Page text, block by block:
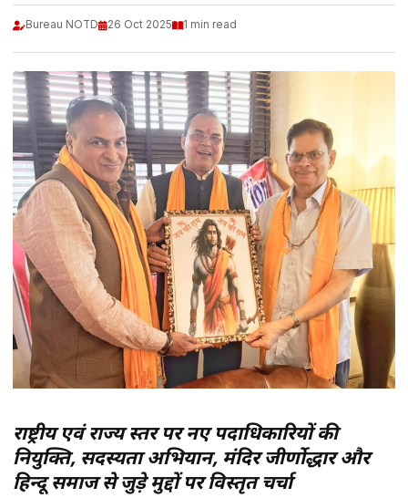
Bureau NOTD 26 Oct 2025 1 min read
राष्ट्रीय एवं राज्य स्तर पर नए पदाधिकारियों की
नियुक्ति, सदस्यता अभियान, मंदिर जीर्णोद्धार और
हिन्दू समाज से जुड़े मुद्दों पर विस्तृत चर्चा